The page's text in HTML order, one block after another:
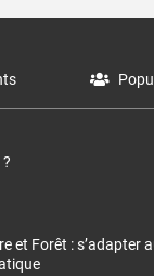
et Forêt : s’adapter